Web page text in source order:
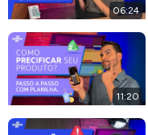
06:24
11:20